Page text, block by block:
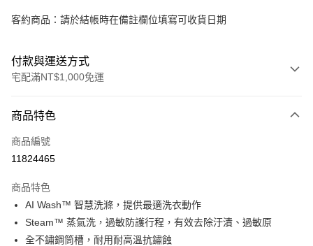
客約商品：請於結帳時在備註欄位填寫可收貨日期
付款與運送方式
宅配滿NT$1,000免運
信用卡一次付款
LINE Pay
悠遊付
ATM付款
商品特色
商品編號
11824465
商品特色
AI Wash™ 智慧洗滌，提供最適洗衣動作
Steam™ 蒸氣洗，過敏防護行程，有效去除汙漬、過敏原
全不鏽鋼筒槽，耐用耐高溫抗鏽蝕